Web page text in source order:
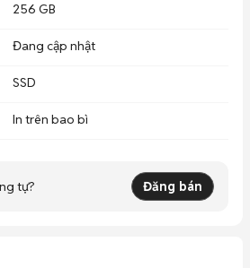
256 GB
Đang cập nhật
SSD
In trên bao bì
tự? Đăng bán